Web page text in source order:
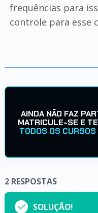
frequências para
controle para esse
AINDA NÃO FAZ
MATRICULE-SE E
TODOS OS CURSOS
2 RESPOSTAS
SOLUÇÃO!